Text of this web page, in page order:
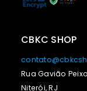
CBKC SHOP
Rua Gavião
Niterói, RJ